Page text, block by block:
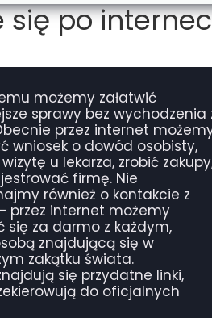
po
możemy załatwić
sprawy bez wychodzenia
przez internet
wniosek o dowód osobisty,
u lekarza, zrobić
firmę. Nie
również o kontakcie z
przez internet możemy
się za darmo z każdym,
znajdującą się w
zakątku świata.
się przydatne linki,
do oficjalnych